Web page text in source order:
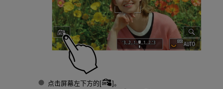
点击屏幕左下方的[
]。